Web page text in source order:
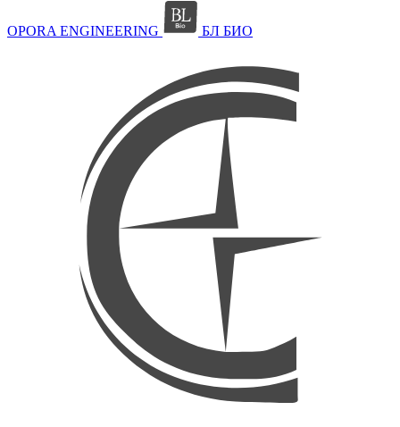
OPORA ENGINEERING БЛ БИО